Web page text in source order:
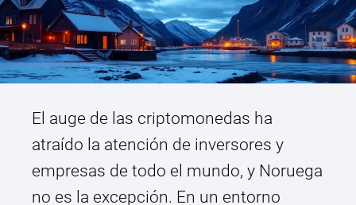
El auge de las criptomonedas ha
atraído la atención de inversores y
empresas de todo el mundo, y Noruega
no es la excepción. En un entorno